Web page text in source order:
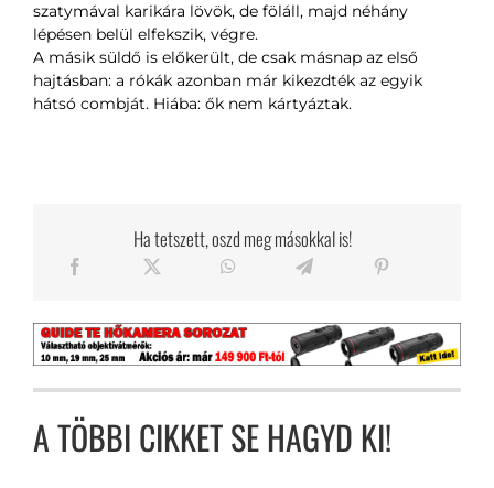
szatymával karikára lövök, de föláll, majd néhány
lépésen belül elfekszik, végre.
A másik süldő is előkerült, de csak másnap az első
hajtásban: a rókák azonban már kikezdték az egyik
hátsó combját. Hiába: ők nem kártyáztak.
Ha tetszett, oszd meg másokkal is!
A TÖBBI CIKKET SE HAGYD KI!